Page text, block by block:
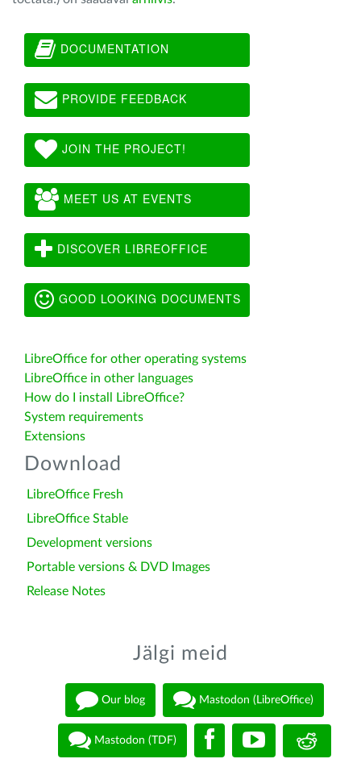
DOCUMENTATION
PROVIDE FEEDBACK
JOIN THE PROJECT!
MEET US AT EVENTS
DISCOVER LIBREOFFICE
GOOD LOOKING DOCUMENTS
LibreOffice for other operating systems
LibreOffice in other languages
How do I install LibreOffice?
System requirements
Extensions
Download
LibreOffice Fresh
LibreOffice Stable
Development versions
Portable versions & DVD Images
Release Notes
Jälgi meid
Our blog Mastodon (LibreOffice)
Mastodon (TDF)